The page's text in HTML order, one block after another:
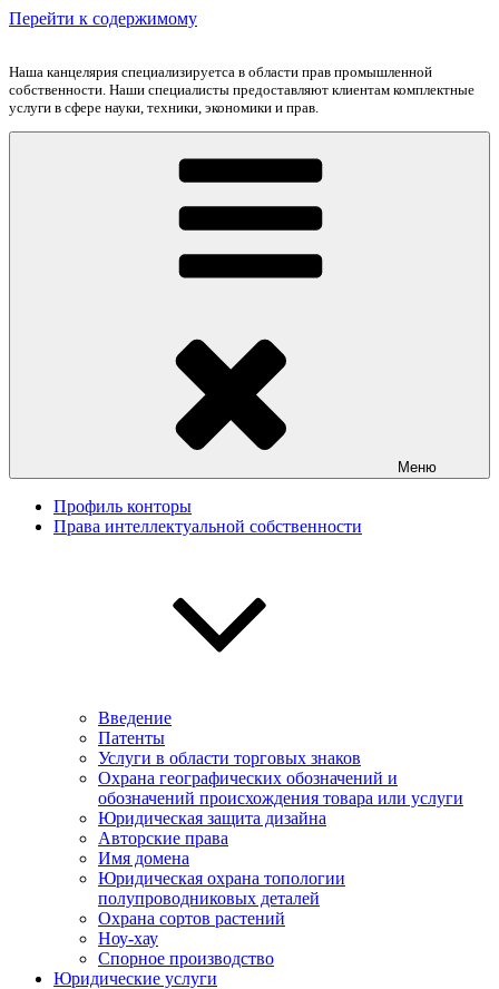
Перейти к содержимому
Наша канцелярия специализируетса в области прав промышленной
собственности. Наши специалисты предоставляют клиентам комплектные
услуги в сфере науки, техники, экономики и прав.
Меню
Профиль конторы
Права интеллектуальной собственности
Введение
Патенты
Услуги в области торговых знаков
Охрана географических обозначений и
обозначений происхождения товара или услуги
Юридическая защита дизайна
Авторские права
Имя домена
Юридическая охрана топологии
полупроводниковых деталей
Охрана сортов растений
Ноу-хау
Спорное производство
Юридические услуги